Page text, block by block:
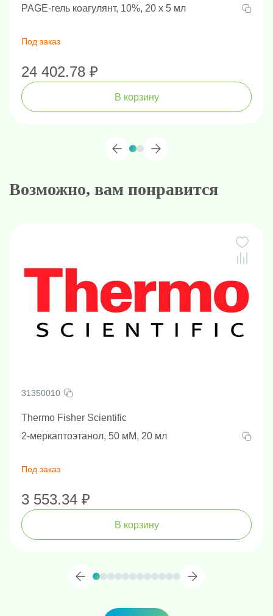
PAGE-гель коагулянт, 10%, 20 х 5 мл
Под заказ
24 402.78 ₽
В корзину
Возможно, вам понравится
31350010
Thermo Fisher Scientific
2-меркаптоэтанол, 50 мМ, 20 мл
Под заказ
3 553.34 ₽
В корзину